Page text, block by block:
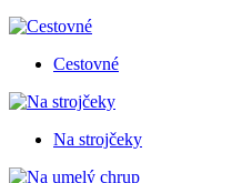
Cestovné
Na strojčeky